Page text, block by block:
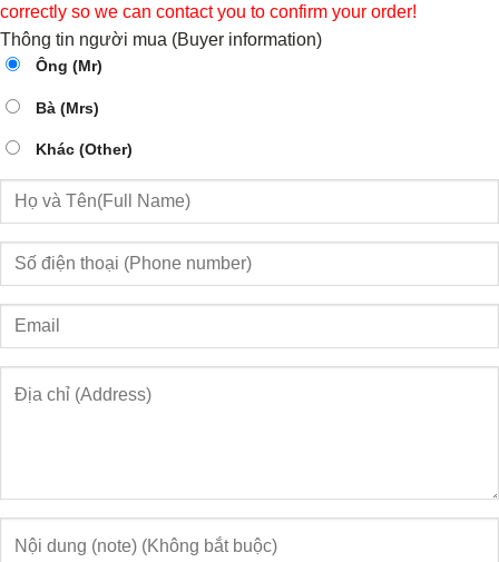
correctly so we can contact you to confirm your order!
Thông tin người mua (Buyer information)
Ông (Mr)
Bà (Mrs)
Khác (Other)